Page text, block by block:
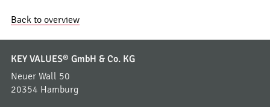
Back to overview
KEY VALUES® GmbH & Co. KG
Neuer Wall 50
20354 Hamburg